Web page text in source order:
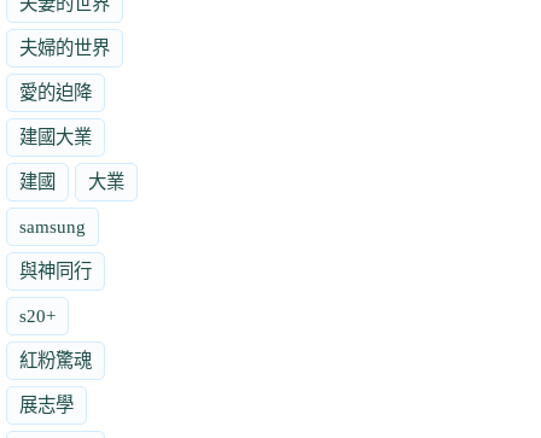
夫婦的世界
愛的迫降
建國大業
建國 大業
samsung
與神同行
s20+
紅粉驚魂
展志學